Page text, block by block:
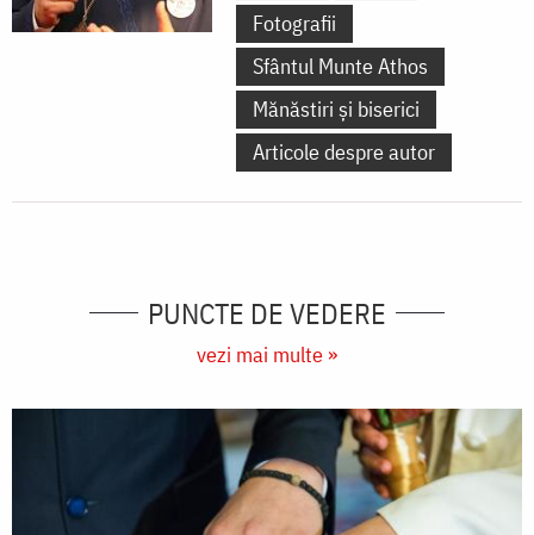
Fotografii
Sfântul Munte Athos
Mănăstiri și biserici
Articole despre autor
PUNCTE DE VEDERE
vezi mai multe »